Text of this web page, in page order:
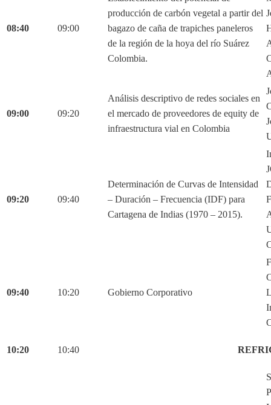
08:40 09:00
producción de carbón vegetal a partir del
bagazo de caña de trapiches paneleros
de la región de la hoya del río Suárez
Colombia.
09:00 09:20
Análisis descriptivo de redes sociales en
el mercado de proveedores de equity de
infraestructura vial en Colombia
09:20 09:40
Determinación de Curvas de Intensidad
– Duración – Frecuencia (IDF) para
Cartagena de Indias (1970 – 2015).
09:40 10:20 Gobierno Corporativo
10:20 10:40